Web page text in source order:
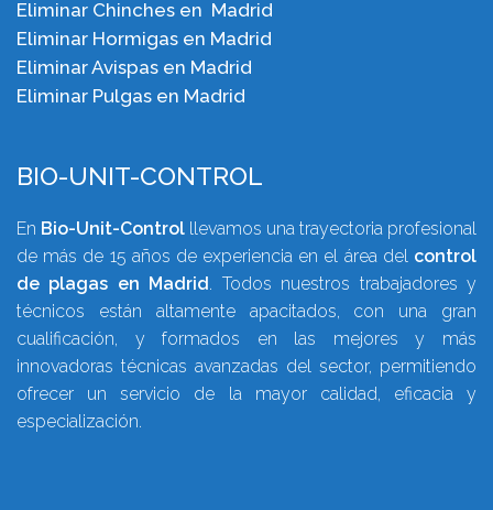
Eliminar Chinches en Madrid
Eliminar Hormigas en Madrid
Eliminar Avispas en Madrid
Eliminar Pulgas en Madrid
BIO-UNIT-CONTROL
En Bio-Unit-Control llevamos una trayectoria profesional
de más de 15 años de experiencia en el área del control
de plagas en Madrid. Todos nuestros trabajadores y
técnicos están altamente apacitados, con una gran
cualificación, y formados en las mejores y más
innovadoras técnicas avanzadas del sector, permitiendo
ofrecer un servicio de la mayor calidad, eficacia y
especialización.